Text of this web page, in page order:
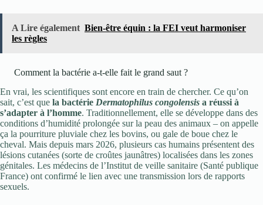
A Lire également Bien-être équin : la FEI veut harmoniser
les règles
Comment la bactérie a-t-elle fait le grand saut ?
En vrai, les scientifiques sont encore en train de chercher. Ce qu’on
sait, c’est que la bactérie Dermatophilus congolensis a réussi à
s’adapter à l’homme. Traditionnellement, elle se développe dans des
conditions d’humidité prolongée sur la peau des animaux – on appelle
ça la pourriture pluviale chez les bovins, ou gale de boue chez le
cheval. Mais depuis mars 2026, plusieurs cas humains présentent des
lésions cutanées (sorte de croûtes jaunâtres) localisées dans les zones
génitales. Les médecins de l’Institut de veille sanitaire (Santé publique
France) ont confirmé le lien avec une transmission lors de rapports
sexuels.